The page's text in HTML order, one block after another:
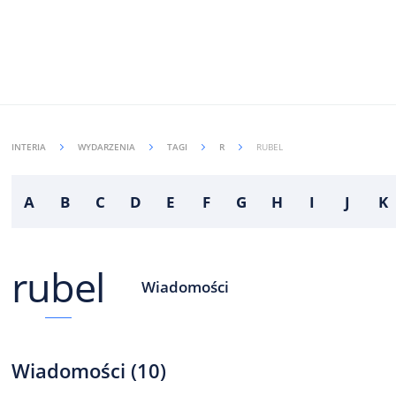
INTERIA WYDARZENIA TAGI R RUBEL
A B C D E F G H I J K
rubel Wiadomości
Wiadomości (10)